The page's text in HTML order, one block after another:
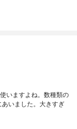
、１，２－ヘキサン
、ＥＤＴＡ－２Ｎａ
いますよね。数種類の
いました。大きすぎ